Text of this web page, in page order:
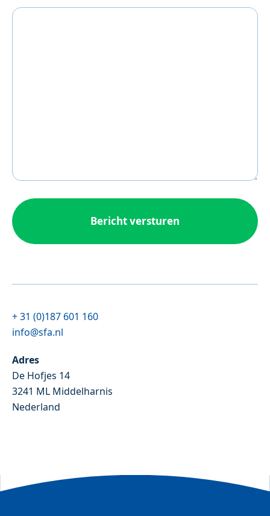
+ 31 (0)187 601 160
info@sfa.nl
Adres
De Hofjes 14
3241 ML Middelharnis
Nederland